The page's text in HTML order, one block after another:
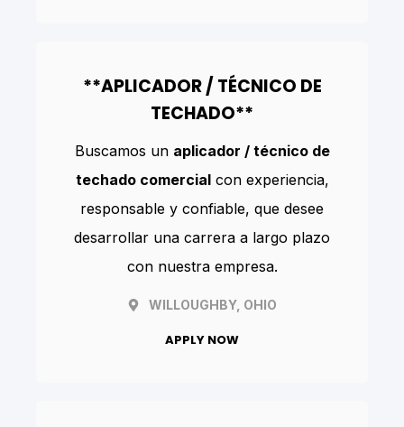
**APLICADOR / TÉCNICO DE
TECHADO**
Buscamos un aplicador / técnico de
techado comercialcon experiencia,
responsable y confiable, que desee
desarrollar una carrera a largo plazo
con nuestra empresa.
WILLOUGHBY, OHIO
APPLY NOW